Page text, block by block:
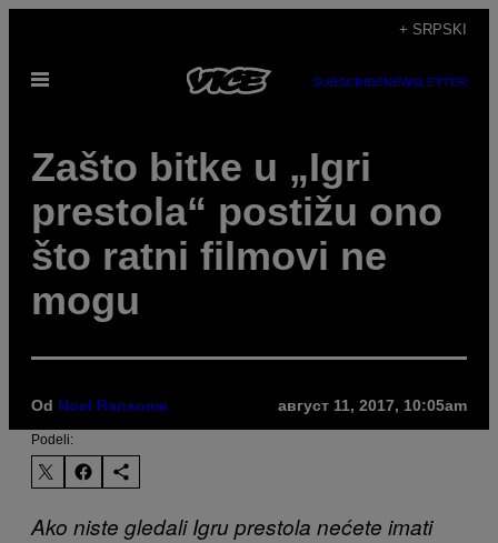
садржај
+ SRPSKI
Otvori
SUBSCRIBENEWSLETTER
Zašto bitke u „Igri
prestola“ postižu ono
što ratni filmovi ne
mogu
Od Noel Ransome август 11, 2017, 10:05am
Podeli:
Ako niste gledali Igru prestola nećete imati